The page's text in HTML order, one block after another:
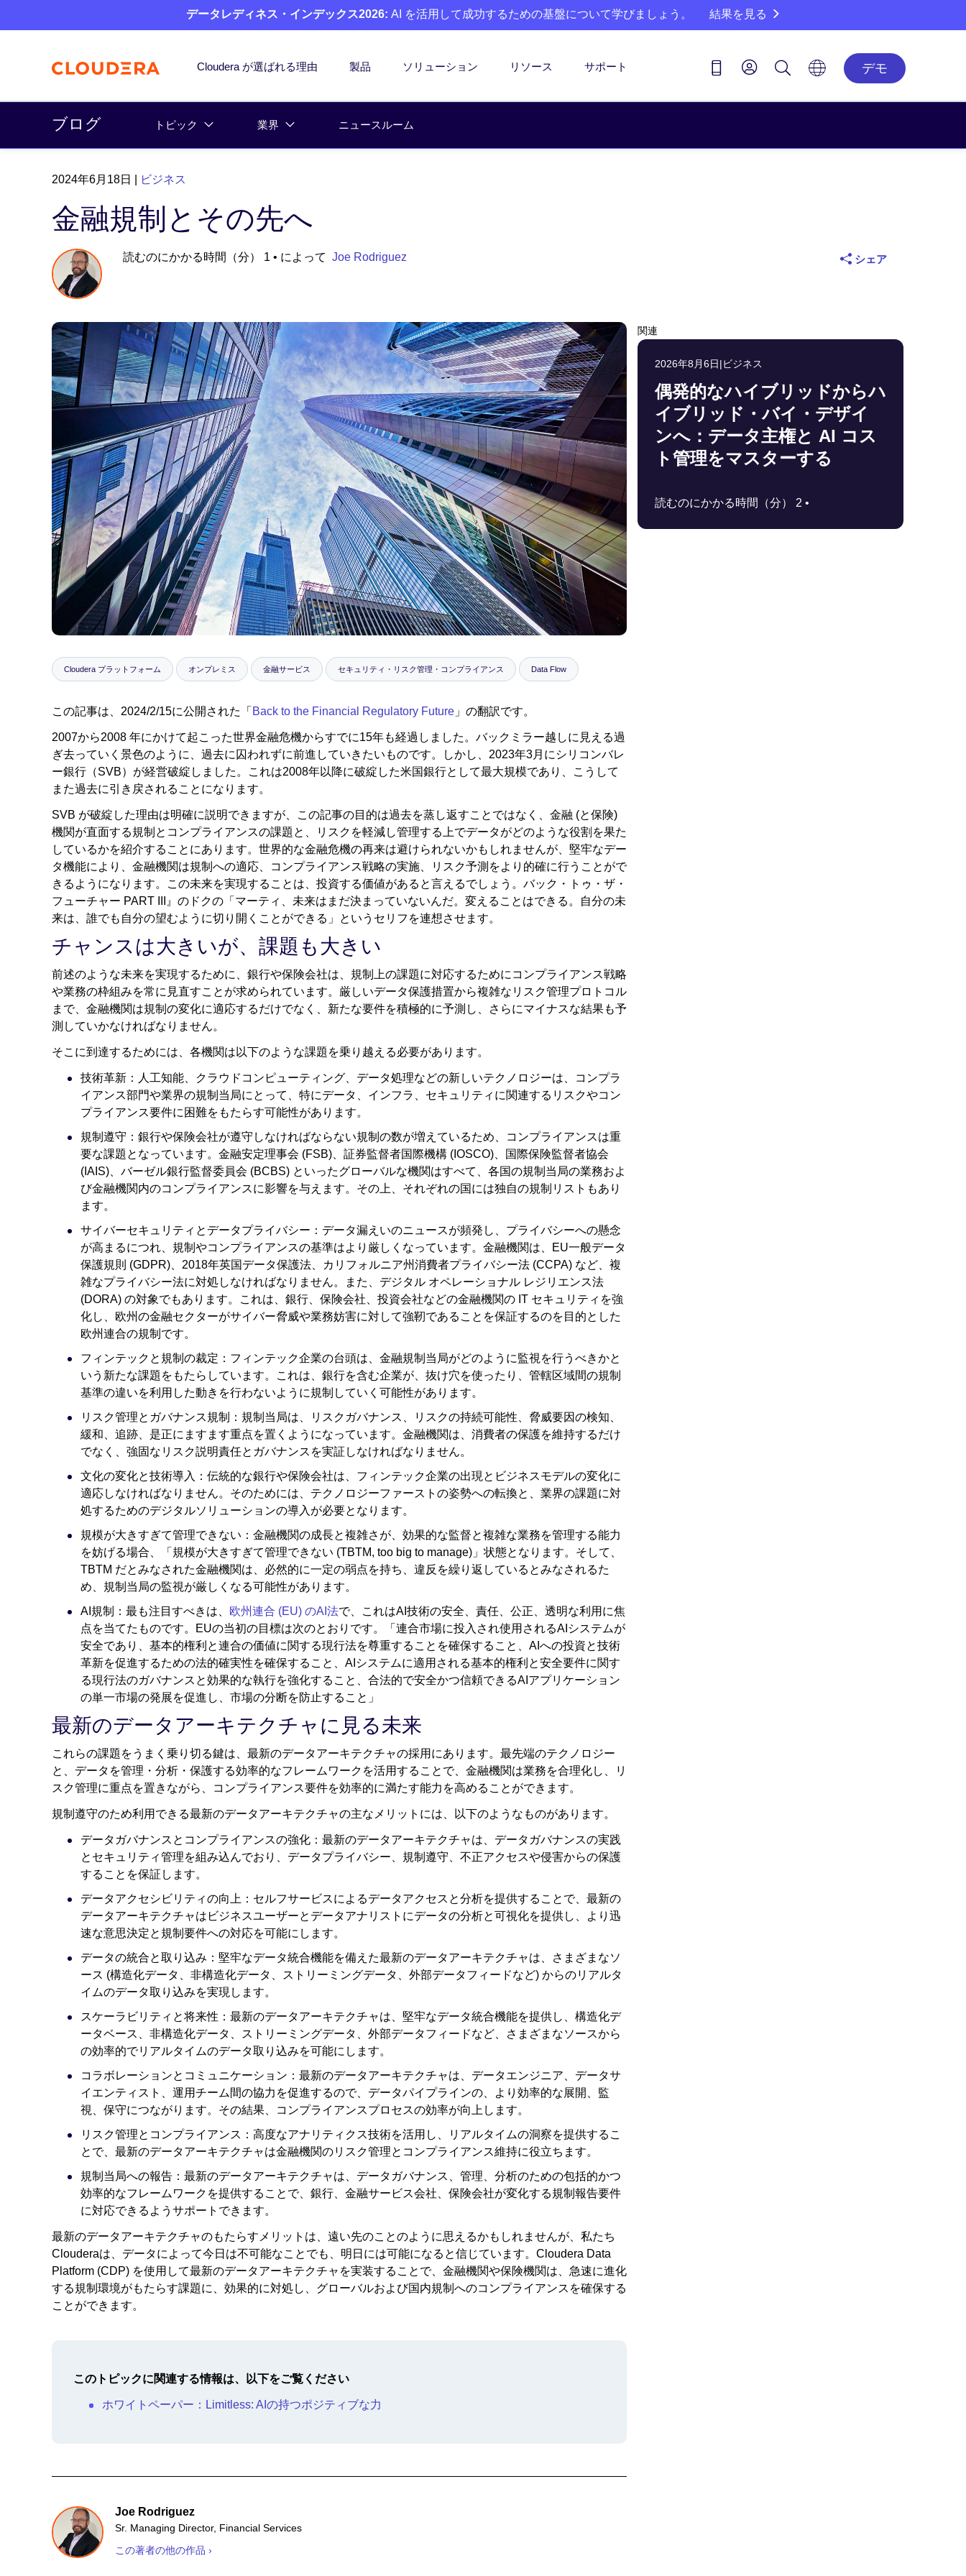
データレディネス・インデックス2026: AI を活用して成功するための基盤について学びましょう。 結果を見る
Cloudera が選ばれる理由 製品 ソリューション リソース サポート デモ
ブログ トピック 業界 ニュースルーム
2024年6月18日 ビジネス
金融規制とその先へ
読むのにかかる時間（分） 1 • によって Joe Rodriguez シェア
Cloudera プラットフォーム オンプレミス 金融サービス セキュリティ・リスク管理・コンプライアンス Data Flow
この記事は、2024/2/15に公開された「 Back to the Financial Regulatory Future 」の翻訳です。
2007から2008 年にかけて起こった世界金融危機からすでに15年も経過しました。バックミラー越しに見える過
ぎ去っていく景色のように、過去に囚われずに前進していきたいものです。しかし、2023年3月にシリコンバレ
ー銀行（SVB）が経営破綻しました。これは2008年以降に破綻した米国銀行として最大規模であり、こうして
また過去に引き戻されることになります。
SVB が破綻した理由は明確に説明できますが、この記事の目的は過去を蒸し返すことではなく、金融 (と保険)
機関が直面する規制とコンプライアンスの課題と、リスクを軽減し管理する上でデータがどのような役割を果た
しているかを紹介することにあります。世界的な金融危機の再来は避けられないかもしれませんが、堅牢なデー
タ機能により、金融機関は規制への適応、コンプライアンス戦略の実施、リスク予測をより的確に行うことがで
きるようになります。この未来を実現することは、投資する価値があると言えるでしょう。バック・トゥ・ザ・
フューチャー PART III』のドクの「マーティ、未来はまだ決まっていないんだ。変えることはできる。自分の未
来は、誰でも自分の望むように切り開くことができる」というセリフを連想させます。
チャンスは大きいが、課題も大きい
前述のような未来を実現するために、銀行や保険会社は、規制上の課題に対応するためにコンプライアンス戦略
や業務の枠組みを常に見直すことが求められています。厳しいデータ保護措置から複雑なリスク管理プロトコル
まで、金融機関は規制の変化に適応するだけでなく、新たな要件を積極的に予測し、さらにマイナスな結果も予
測していかなければなりません。
そこに到達するためには、各機関は以下のような課題を乗り越える必要があります。
技術革新：人工知能、クラウドコンピューティング、データ処理などの新しいテクノロジーは、コンプラ
イアンス部門や業界の規制当局にとって、特にデータ、インフラ、セキュリティに関連するリスクやコン
プライアンス要件に困難をもたらす可能性があります。
規制遵守：銀行や保険会社が遵守しなければならない規制の数が増えているため、コンプライアンスは重
要な課題となっています。金融安定理事会 (FSB)、証券監督者国際機構 (IOSCO)、国際保険監督者協会
(IAIS)、バーゼル銀行監督委員会 (BCBS) といったグローバルな機関はすべて、各国の規制当局の業務およ
び金融機関内のコンプライアンスに影響を与えます。その上、それぞれの国には独自の規制リストもあり
ます。
サイバーセキュリティとデータプライバシー：データ漏えいのニュースが頻発し、プライバシーへの懸念
が高まるにつれ、規制やコンプライアンスの基準はより厳しくなっています。金融機関は、EU一般データ
保護規則 (GDPR)、2018年英国データ保護法、カリフォルニア州消費者プライバシー法 (CCPA) など、複
雑なプライバシー法に対処しなければなりません。また、デジタル オペレーショナル レジリエンス法
(DORA) の対象でもあります。これは、銀行、保険会社、投資会社などの金融機関の IT セキュリティを強
化し、欧州の金融セクターがサイバー脅威や業務妨害に対して強靭であることを保証するのを目的とした
欧州連合の規制です。
フィンテックと規制の裁定：フィンテック企業の台頭は、金融規制当局がどのように監視を行うべきかと
いう新たな課題をもたらしています。これは、銀行を含む企業が、抜け穴を使ったり、管轄区域間の規制
基準の違いを利用した動きを行わないように規制していく可能性があります。
リスク管理とガバナンス規制：規制当局は、リスクガバナンス、リスクの持続可能性、脅威要因の検知、
緩和、追跡、是正にますます重点を置くようになっています。金融機関は、消費者の保護を維持するだけ
でなく、強固なリスク説明責任とガバナンスを実証しなければなりません。
文化の変化と技術導入：伝統的な銀行や保険会社は、フィンテック企業の出現とビジネスモデルの変化に
適応しなければなりません。そのためには、テクノロジーファーストの姿勢への転換と、業界の課題に対
処するためのデジタルソリューションの導入が必要となります。
規模が大きすぎて管理できない：金融機関の成長と複雑さが、効果的な監督と複雑な業務を管理する能力
を妨げる場合、「規模が大きすぎて管理できない (TBTM, too big to manage)」状態となります。そして、
TBTM だとみなされた金融機関は、必然的に一定の弱点を持ち、違反を繰り返しているとみなされるた
め、規制当局の監視が厳しくなる可能性があります。
AI規制：最も注目すべきは、 欧州連合 (EU) のAI法で、これはAI技術の安全、責任、公正、透明な利用に焦
点を当てたものです。EUの当初の目標は次のとおりです。「連合市場に投入され使用されるAIシステムが
安全であり、基本的権利と連合の価値に関する現行法を尊重することを確保すること、AIへの投資と技術
革新を促進するための法的確実性を確保すること、AIシステムに適用される基本的権利と安全要件に関す
る現行法のガバナンスと効果的な執行を強化すること、合法的で安全かつ信頼できるAIアプリケーション
の単一市場の発展を促進し、市場の分断を防止すること」
最新のデータアーキテクチャに見る未来
これらの課題をうまく乗り切る鍵は、最新のデータアーキテクチャの採用にあります。最先端のテクノロジー
と、データを管理・分析・保護する効率的なフレームワークを活用することで、金融機関は業務を合理化し、リ
スク管理に重点を置きながら、コンプライアンス要件を効率的に満たす能力を高めることができます。
規制遵守のため利用できる最新のデータアーキテクチャの主なメリットには、以下のようなものがあります。
データガバナンスとコンプライアンスの強化：最新のデータアーキテクチャは、データガバナンスの実践
とセキュリティ管理を組み込んでおり、データプライバシー、規制遵守、不正アクセスや侵害からの保護
することを保証します。
データアクセシビリティの向上：セルフサービスによるデータアクセスと分析を提供することで、最新の
データアーキテクチャはビジネスユーザーとデータアナリストにデータの分析と可視化を提供し、より迅
速な意思決定と規制要件への対応を可能にします。
データの統合と取り込み：堅牢なデータ統合機能を備えた最新のデータアーキテクチャは、さまざまなソ
ース (構造化データ、非構造化データ、ストリーミングデータ、外部データフィードなど) からのリアルタ
イムのデータ取り込みを実現します。
スケーラビリティと将来性：最新のデータアーキテクチャは、堅牢なデータ統合機能を提供し、構造化デ
ータベース、非構造化データ、ストリーミングデータ、外部データフィードなど、さまざまなソースから
の効率的でリアルタイムのデータ取り込みを可能にします。
コラボレーションとコミュニケーション：最新のデータアーキテクチャは、データエンジニア、データサ
イエンティスト、運用チーム間の協力を促進するので、データパイプラインの、より効率的な展開、監
視、保守につながります。その結果、コンプライアンスプロセスの効率が向上します。
リスク管理とコンプライアンス：高度なアナリティクス技術を活用し、リアルタイムの洞察を提供するこ
とで、最新のデータアーキテクチャは金融機関のリスク管理とコンプライアンス維持に役立ちます。
規制当局への報告：最新のデータアーキテクチャは、データガバナンス、管理、分析のための包括的かつ
効率的なフレームワークを提供することで、銀行、金融サービス会社、保険会社が変化する規制報告要件
に対応できるようサポートできます。
最新のデータアーキテクチャのもたらすメリットは、遠い先のことのように思えるかもしれませんが、私たち
Clouderaは、データによって今日は不可能なことでも、明日には可能になると信じています。Cloudera Data
Platform (CDP) を使用して最新のデータアーキテクチャを実装することで、金融機関や保険機関は、急速に進化
する規制環境がもたらす課題に、効果的に対処し、グローバルおよび国内規制へのコンプライアンスを確保する
ことができます。
このトピックに関連する情報は、以下をご覧ください
ホワイトペーパー：Limitless: AIの持つポジティブな力
Joe Rodriguez
Sr. Managing Director, Financial Services
この著者の他の作品 ›
関連
2026年8月6日|ビジネス
偶発的なハイブリッドからハ
イブリッド・バイ・デザイ
ンへ：データ主権と AI コス
ト管理をマスターする
読むのにかかる時間（分） 2 •